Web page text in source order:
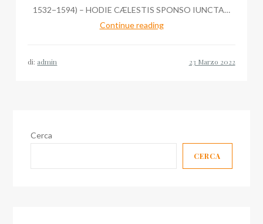
1532−1594) – HODIE CÆLESTIS SPONSO IUNCTA…
Continue readingDuomo
il
di: admin
Cerca
CERCA